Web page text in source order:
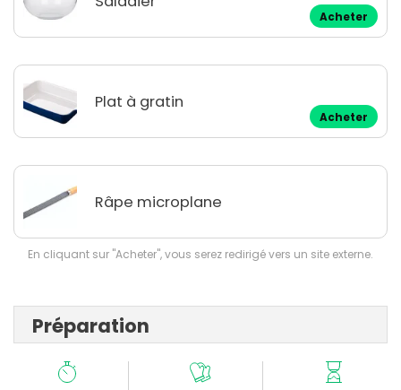
Acheter
Plat à gratin
Acheter
Râpe microplane
En cliquant sur "Acheter", vous serez redirigé vers un site externe.
Préparation